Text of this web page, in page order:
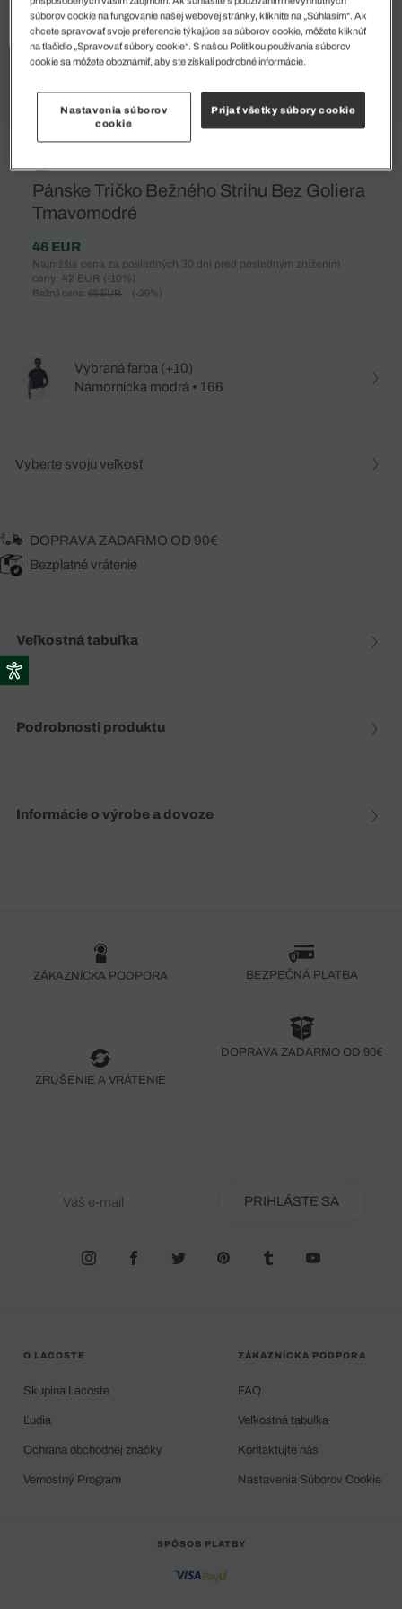
Pánske Tričko Bežného Strihu Bez Goliera
Tmavomodré
46 EUR
Najnižšia cena za posledných 30 dní pred posledným znížením
ceny: 42 EUR (-10%)
Bežná cena: 65 EUR (-29%)
Vybraná farba (+10)
Námornícka modrá • 166
Vyberte svoju veľkosť
DOPRAVA ZADARMO OD 90€
Bezplatné vrátenie
Veľkostná tabuľka
Podrobnosti produktu
Informácie o výrobe a dovoze
ZÁKAZNÍCKA PODPORA BEZPEČNÁ PLATBA
ZRUŠENIE A VRÁTENIE
DOPRAVA ZADARMO OD 90€
PRIHLÁSTE SA
O LACOSTE
Skupina Lacoste
Ľudia
Ochrana obchodnej značky
Vernostný Program
ZÁKAZNÍCKA PODPORA
FAQ
Veľkostná tabuľka
Kontaktujte nás
Nastavenia Súborov Cookie
SPÔSOB PLATBY
súborov cookie na fungovanie našej webovej stránky, kliknite na „Súhlasím“. Ak
chcete spravovať svoje preferencie týkajúce sa súborov cookie, môžete kliknúť
na tlačidlo „Spravovať súbory cookie“. S našou Politikou používania súborov
cookie sa môžete oboznámiť, aby ste získali podrobné informácie.
Nastavenia súborov
cookie
Prijať všetky súbory cookie